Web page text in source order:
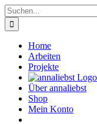
Zum
Inhalt
springen
Suche
nach:
Home
Arbeiten
Projekte
Über annaliebst
Shop
Mein Konto